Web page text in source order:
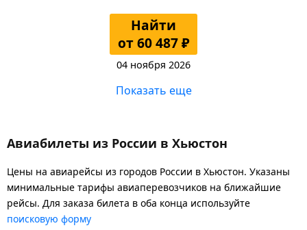
Найти
от 60 487 ₽
04 ноября 2026
Показать еще
Авиабилеты из России в Хьюстон
Цены на авиарейсы из городов России в Хьюстон. Указаны
минимальные тарифы авиаперевозчиков на ближайшие
рейсы. Для заказа билета в оба конца используйте
поисковую форму